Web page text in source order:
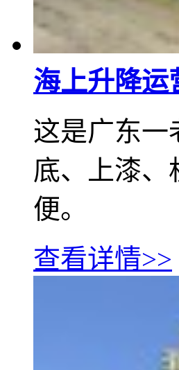
海上升降运
这是广东一
底、上漆、
便。
查看详情>>